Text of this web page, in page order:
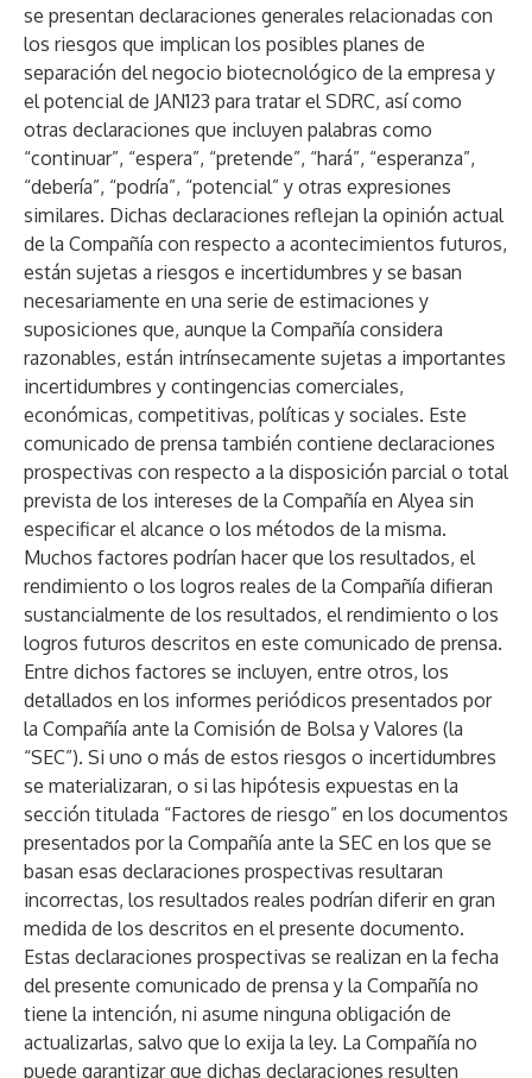
se presentan declaraciones generales relacionadas con
los riesgos que implican los posibles planes de
separación del negocio biotecnológico de la empresa y
el potencial de JAN123 para tratar el SDRC, así como
otras declaraciones que incluyen palabras como
“continuar”, “espera”, “pretende”, “hará”, “esperanza”,
“debería”, “podría”, “potencial” y otras expresiones
similares. Dichas declaraciones reflejan la opinión actual
de la Compañía con respecto a acontecimientos futuros,
están sujetas a riesgos e incertidumbres y se basan
necesariamente en una serie de estimaciones y
suposiciones que, aunque la Compañía considera
razonables, están intrínsecamente sujetas a importantes
incertidumbres y contingencias comerciales,
económicas, competitivas, políticas y sociales. Este
comunicado de prensa también contiene declaraciones
prospectivas con respecto a la disposición parcial o total
prevista de los intereses de la Compañía en Alyea sin
especificar el alcance o los métodos de la misma.
Muchos factores podrían hacer que los resultados, el
rendimiento o los logros reales de la Compañía difieran
sustancialmente de los resultados, el rendimiento o los
logros futuros descritos en este comunicado de prensa.
Entre dichos factores se incluyen, entre otros, los
detallados en los informes periódicos presentados por
la Compañía ante la Comisión de Bolsa y Valores (la
“SEC”). Si uno o más de estos riesgos o incertidumbres
se materializaran, o si las hipótesis expuestas en la
sección titulada “Factores de riesgo” en los documentos
presentados por la Compañía ante la SEC en los que se
basan esas declaraciones prospectivas resultaran
incorrectas, los resultados reales podrían diferir en gran
medida de los descritos en el presente documento.
Estas declaraciones prospectivas se realizan en la fecha
del presente comunicado de prensa y la Compañía no
tiene la intención, ni asume ninguna obligación de
actualizarlas, salvo que lo exija la ley. La Compañía no
puede garantizar que dichas declaraciones resulten